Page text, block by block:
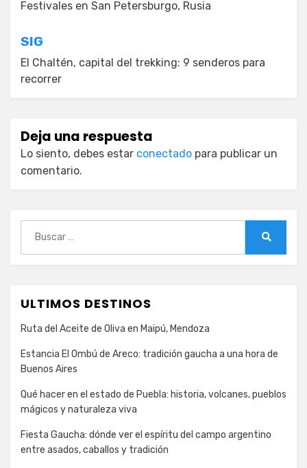
de
entradas
Festivales en San Petersburgo, Rusia
SIG
El Chaltén, capital del trekking: 9 senderos para
recorrer
Deja una respuesta
Lo siento, debes estar conectado para publicar un
comentario.
ULTIMOS DESTINOS
Ruta del Aceite de Oliva en Maipú, Mendoza
Estancia El Ombú de Areco: tradición gaucha a una hora de
Buenos Aires
Qué hacer en el estado de Puebla: historia, volcanes, pueblos
mágicos y naturaleza viva
Fiesta Gaucha: dónde ver el espíritu del campo argentino
entre asados, caballos y tradición